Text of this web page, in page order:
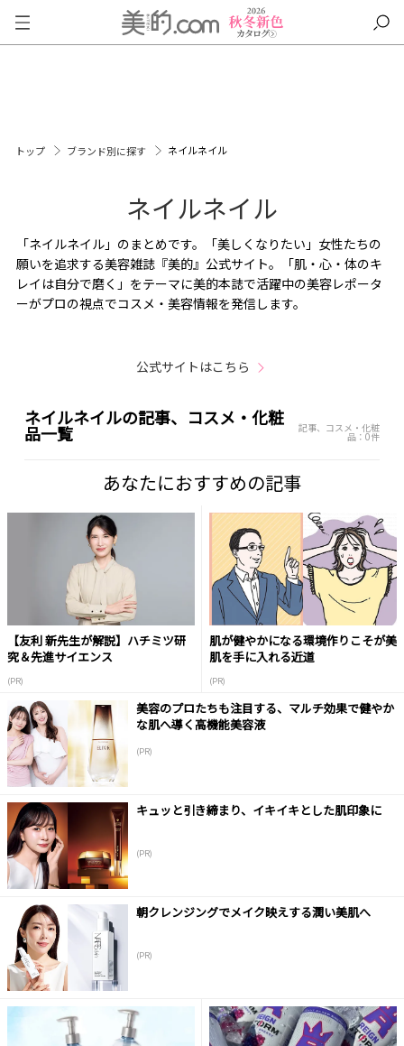
トップ ブランド別に探す ネイルネイル
ネイルネイル
「ネイルネイル」のまとめです。「美しくなりたい」女性たちの
願いを追求する美容雑誌『美的』公式サイト。「肌・心・体のキ
レイは自分で磨く」をテーマに美的本誌で活躍中の美容レポータ
ーがプロの視点でコスメ・美容情報を発信します。
公式サイトはこちら
ネイルネイルの記事、コスメ・化粧
品一覧 記事、コスメ・化粧
品：0件
あなたにおすすめの記事
【友利 新先生が解説】ハチミツ研
究＆先進サイエンス
(PR)
肌が健やかになる環境作りこそが美
肌を手に入れる近道
(PR)
美容のプロたちも注目する、マルチ効果で健やか
な肌へ導く高機能美容液
(PR)
キュッと引き締まり、イキイキとした肌印象に
(PR)
朝クレンジングでメイク映えする潤い美肌へ
(PR)